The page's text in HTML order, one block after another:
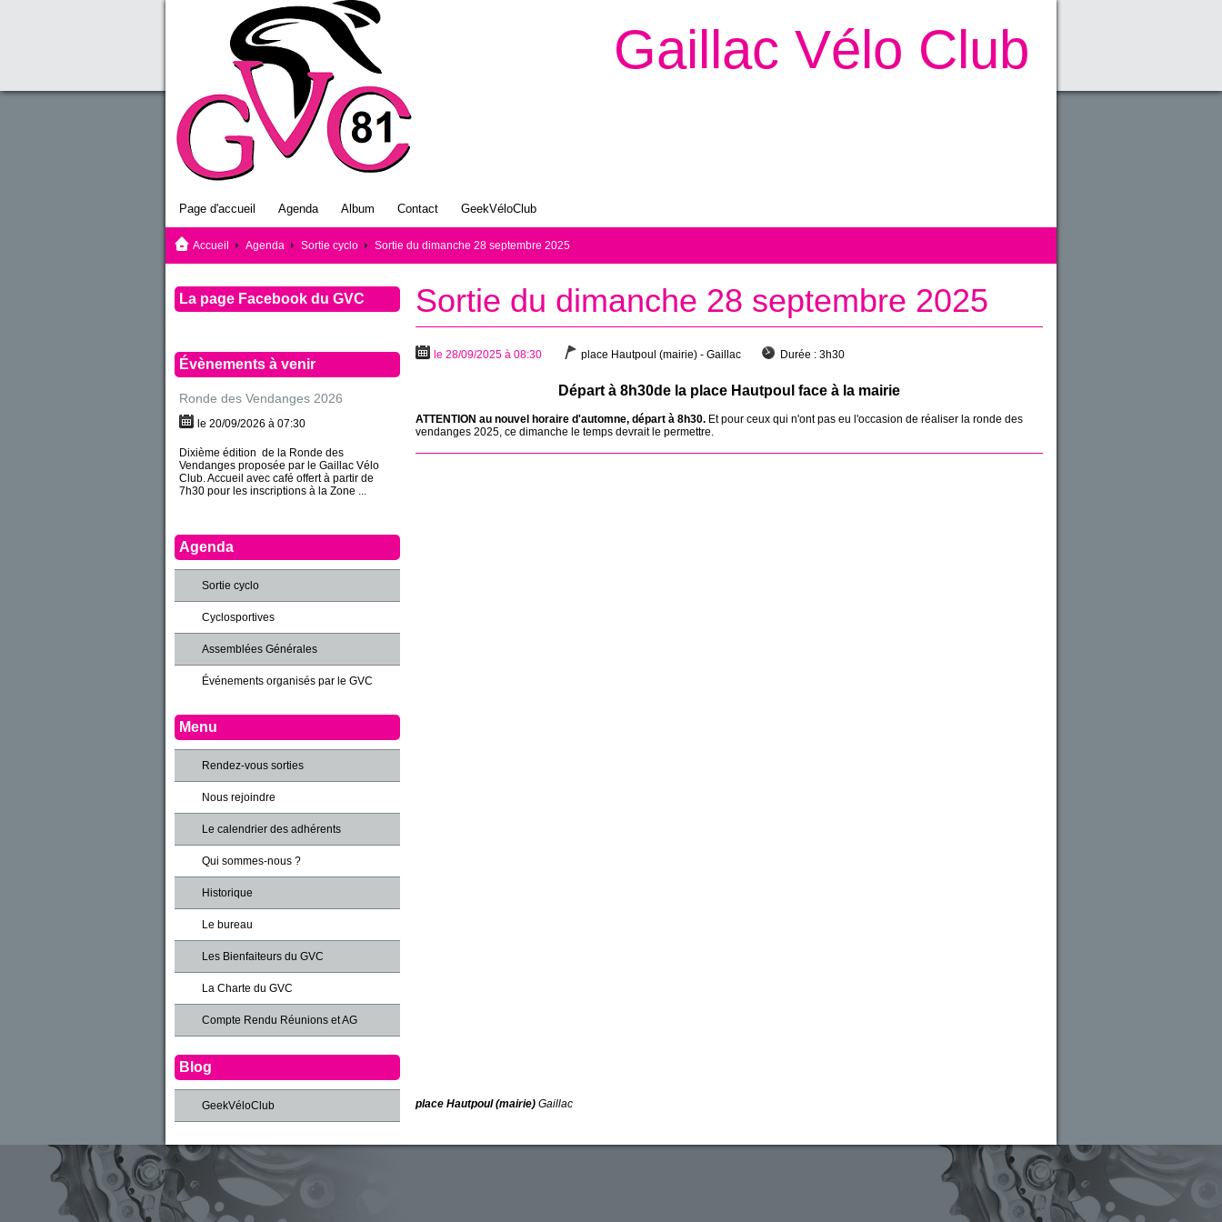
Gaillac Vélo Club
Page d'accueil Agenda Album Contact GeekVéloClub
Accueil Agenda Sortie cyclo Sortie du dimanche 28 septembre 2025
Sortie du dimanche 28 septembre 2025
le 28/09/2025 à 08:30 place Hautpoul (mairie) - Gaillac Durée : 3h30
Départ à 8h30de la place Hautpoul face à la mairie
ATTENTION au nouvel horaire d'automne, départ à 8h30. Et pour ceux qui n'ont pas eu l'occasion de réaliser la ronde des
vendanges 2025, ce dimanche le temps devrait le permettre.
place Hautpoul (mairie) Gaillac
La page Facebook du GVC
Évènements à venir
Ronde des Vendanges 2026
le 20/09/2026 à 07:30
Dixième édition de la Ronde des
Vendanges proposée par le Gaillac Vélo
Club. Accueil avec café offert à partir de
7h30 pour les inscriptions à la Zone ...
Agenda
Sortie cyclo
Cyclosportives
Assemblées Générales
Événements organisés par le GVC
Menu
Rendez-vous sorties
Nous rejoindre
Le calendrier des adhérents
Qui sommes-nous ?
Historique
Le bureau
Les Bienfaiteurs du GVC
La Charte du GVC
Compte Rendu Réunions et AG
Blog
GeekVéloClub